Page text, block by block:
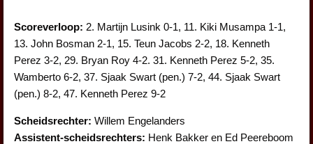
Scoreverloop: 2. Martijn Lusink 0-1, 11. Kiki Musampa 1-1,
13. John Bosman 2-1, 15. Teun Jacobs 2-2, 18. Kenneth
Perez 3-2, 29. Bryan Roy 4-2. 31. Kenneth Perez 5-2, 35.
Wamberto 6-2, 37. Sjaak Swart (pen.) 7-2, 44. Sjaak Swart
(pen.) 8-2, 47. Kenneth Perez 9-2
Scheidsrechter: Willem Engelanders
Assistent-scheidsrechters: Henk Bakker en Ed Peereboom